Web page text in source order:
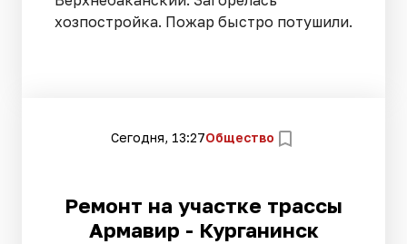
хозпостройка. Пожар быстро потушили.
Сегодня, 13:27Общество
Ремонт на участке трассы
Армавир - Курганинск